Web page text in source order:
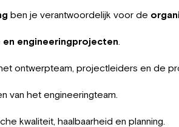
ben je verantwoordelijk voor de
engineeringprojecten.
ontwerpteam, projectleiders en de
van het engineeringteam.
kwaliteit, haalbaarheid en planning.